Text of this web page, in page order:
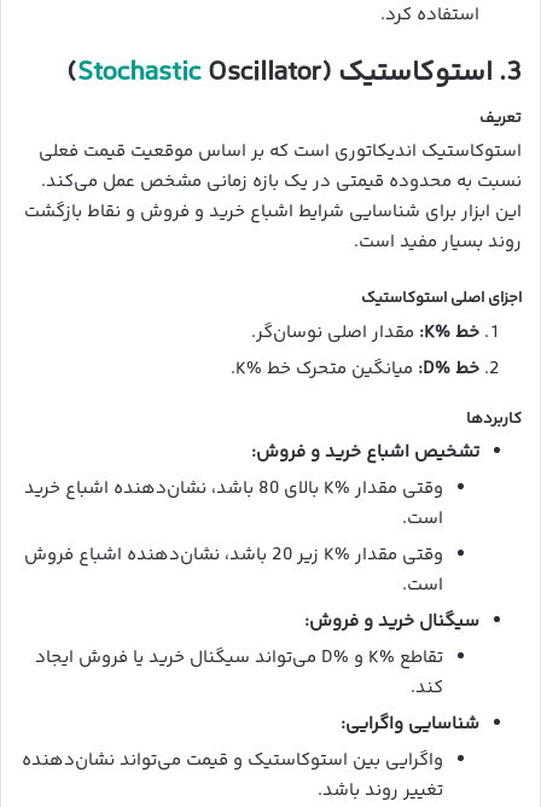
استفاده کرد.
3. استوکاستیک ( StochasticOscillator)
تعریف
استوکاستیک اندیکاتوری است که بر اساس موقعیت قیمت فعلی
نسبت به محدوده قیمتی در یک بازه زمانی مشخص عمل می‌کند.
این ابزار برای شناسایی شرایط اشباع خرید و فروش و نقاط بازگشت
روند بسیار مفید است.
اجزای اصلی استوکاستیک
خط %K:
مقدار اصلی نوسان‌گر.
خط %D:
میانگین متحرک خط %K.
کاربردها
تشخیص اشباع خرید و فروش:
وقتی مقدار %K بالای 80 باشد، نشان‌دهنده اشباع خرید
است.
وقتی مقدار %K زیر 20 باشد، نشان‌دهنده اشباع فروش
است.
سیگنال خرید و فروش:
تقاطع %K و %D می‌تواند سیگنال خرید یا فروش ایجاد
کند.
شناسایی واگرایی:
واگرایی بین استوکاستیک و قیمت می‌تواند نشان‌دهنده
تغییر روند باشد.